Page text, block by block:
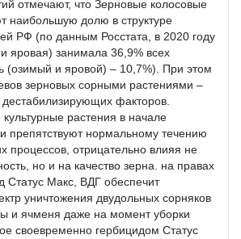
отмечают, что Зерновые колосовые
наибольшую долю в структуре
РФ (по данным Росстата, в 2020 году
яровая) занимала 36,9% всех
(озимый и яровой) – 10,7%). При этом
зерновых сорными растениями –
факторов.
растения в начале
препятствуют нормальному течению
процессов, отрицательно влияя не
но и на качество зерна. на правах
Статус Макс, ВДГ обеспечит
уничтожения двудольных сорняков
и ячменя даже на момент уборки
своевременно гербицидом Статус